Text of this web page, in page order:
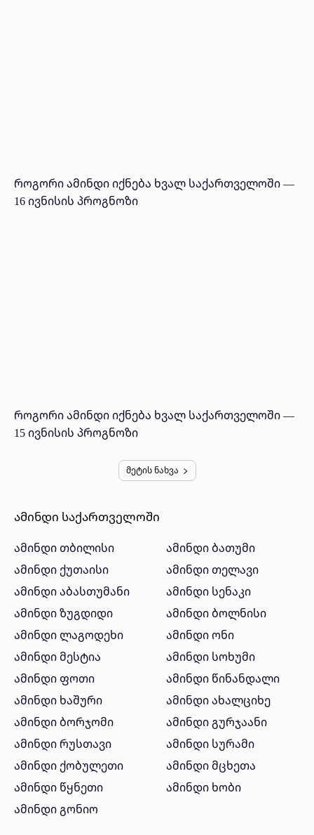
როგორი ამინდი იქნება ხვალ საქართველოში —
16 ივნისის პროგნოზი
როგორი ამინდი იქნება ხვალ საქართველოში —
15 ივნისის პროგნოზი
მეტის ნახვა
ამინდი საქართველოში
ამინდი თბილისი
ამინდი ბათუმი
ამინდი ქუთაისი
ამინდი თელავი
ამინდი აბასთუმანი
ამინდი სენაკი
ამინდი ზუგდიდი
ამინდი ბოლნისი
ამინდი ლაგოდეხი
ამინდი ონი
ამინდი მესტია
ამინდი სოხუმი
ამინდი ფოთი
ამინდი წინანდალი
ამინდი ხაშური
ამინდი ახალციხე
ამინდი ბორჯომი
ამინდი გურჯაანი
ამინდი რუსთავი
ამინდი სურამი
ამინდი ქობულეთი
ამინდი მცხეთა
ამინდი წყნეთი
ამინდი ხობი
ამინდი გონიო